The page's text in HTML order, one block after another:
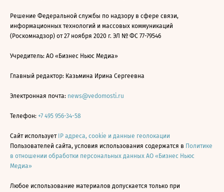
Решение Федеральной службы по надзору в сфере связи,
информационных технологий и массовых коммуникаций
(Роскомнадзор) от 27 ноября 2020 г. ЭЛ № ФС 77-79546
Учредитель: АО «Бизнес Ньюс Медиа»
Главный редактор: Казьмина Ирина Сергеевна
Электронная почта: news@vedomosti.ru
Телефон: +7 495 956-34-58
Сайт использует IP адреса, cookie и данные геолокации
Пользователей сайта, условия использования содержатся в Политике
в отношении обработки персональных данных АО «Бизнес Ньюс
Медиа»
Любое использование материалов допускается только при